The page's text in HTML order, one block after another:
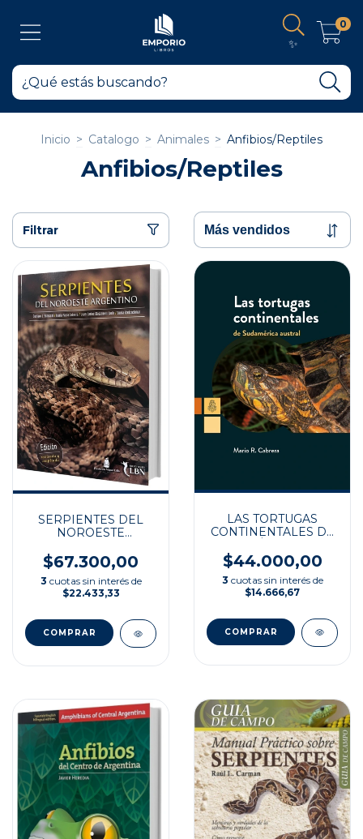
✨
0
Inicio > Catalogo > Animales > Anfibios/Reptiles
Anfibios/Reptiles
Filtrar
SERPIENTES DEL
NOROESTE
$67.300,00
3 cuotas sin interés de
$22.433,33
LAS TORTUGAS
CONTINENTALES DE
AUSTRAL
$44.000,00
3 cuotas sin interés de
$14.666,67